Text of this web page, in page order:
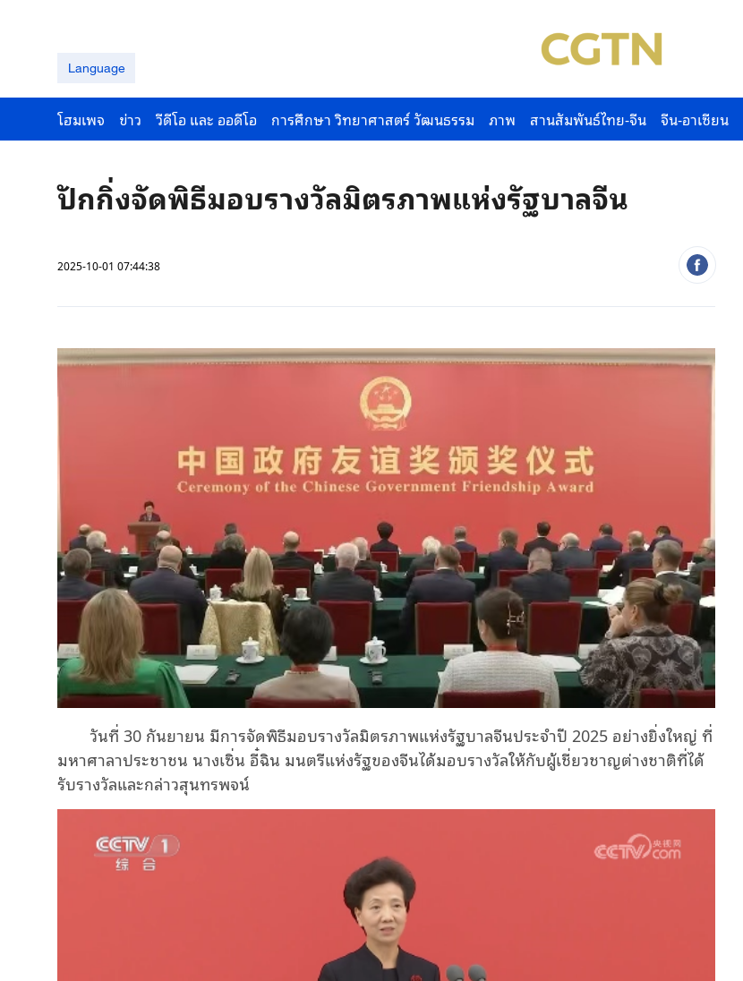
Language
โฮมเพจ ข่าว วีดีโอ และ ออดีโอ การศึกษา วิทยาศาสตร์ วัฒนธรรม ภาพ สานสัมพันธ์ไทย-จีน จีน-อาเซียน
ปักกิ่งจัดพิธีมอบรางวัลมิตรภาพแห่งรัฐบาลจีน
2025-10-01 07:44:38
วันที่ 30 กันยายน มีการจัดพิธีมอบรางวัลมิตรภาพแห่งรัฐบาลจีนประจำปี 2025 อย่างยิ่งใหญ่ ที่
มหาศาลาประชาชน นางเซิ่น อี๋ฉิน มนตรีแห่งรัฐของจีนได้มอบรางวัลให้กับผู้เชี่ยวชาญต่างชาติที่ได้
รับรางวัลและกล่าวสุนทรพจน์